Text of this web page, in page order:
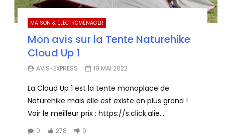
MAISON & ÉLECTROMÉNAGER
Mon avis sur la Tente Naturehike
Cloud Up 1
AVIS-EXPRESS 19 MAI 2022
La Cloud Up 1 est la tente monoplace de
Naturehike mais elle est existe en plus grand !
Voir le meilleur prix : https://s.click.alie...
0 278 0